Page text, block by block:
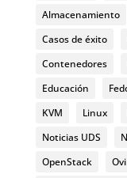
Almacenamiento
Casos de éxito
Contenedores
Educación
KVM
Linux
Noticias UDS
OpenStack